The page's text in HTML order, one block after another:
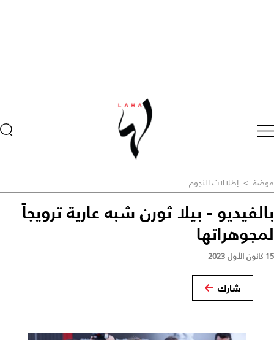
موضة > إطلالات النجوم
بالفيديو - بيلا ثورن شبه عارية ترويجاً
لمجوهراتها
15 كانون الأول 2023
شارك